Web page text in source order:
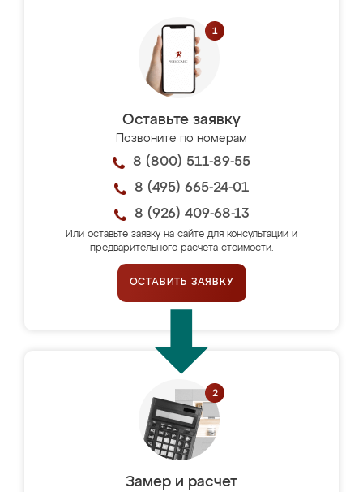
Оставьте заявку
Позвоните по номерам
8 (800) 511-89-55
8 (495) 665-24-01
8 (926) 409-68-13
Или оставьте заявку на сайте для консультации и
предварительного расчёта стоимости.
ОСТАВИТЬ ЗАЯВКУ
Замер и расчет